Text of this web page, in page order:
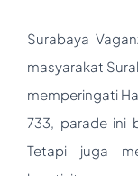
Surabaya
masyarakat
memperingati
733, parade ini
Tetapi juga